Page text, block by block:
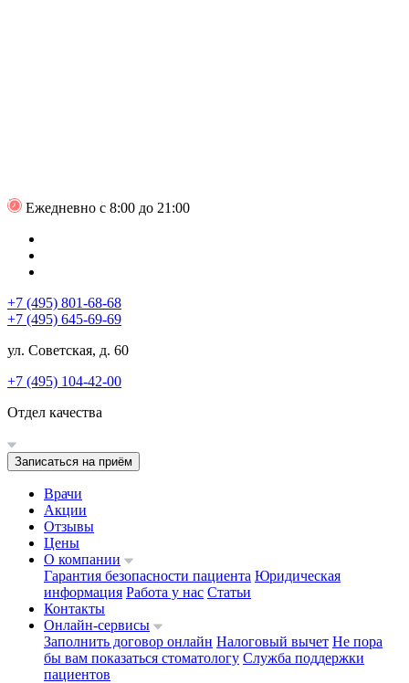
Ежедневно с 8:00 до 21:00
+7 (495) 801-68-68
+7 (495) 645-69-69
ул. Советская, д. 60
+7 (495) 104-42-00
Отдел качества
Записаться на приём
Врачи
Акции
Отзывы
Цены
О компании
Гарантия безопасности пациента Юридическая
информация Работа у нас Статьи
Контакты
Онлайн-сервисы
Заполнить договор онлайн Налоговый вычет Не пора
бы вам показаться стоматологу Служба поддержки
пациентов